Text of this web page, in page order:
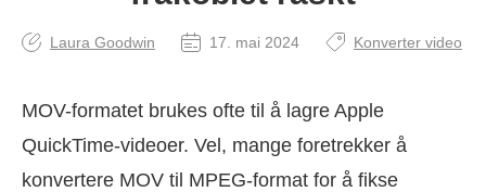
Laura Goodwin 17. mai 2024 Konverter video
MOV-formatet brukes ofte til å lagre Apple
QuickTime-videoer. Vel, mange foretrekker å
konvertere MOV til MPEG-format for å fikse